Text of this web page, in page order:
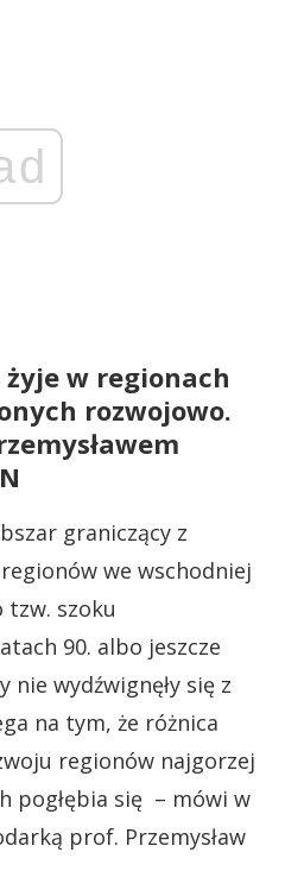
w regionach
rozwojowo.
graniczący z
we wschodniej
tzw. szoku
90. albo jeszcze
nie wydźwignęły się z
na tym, że różnica
regionów najgorzej
pogłębia się – mówi w
prof. Przemysław